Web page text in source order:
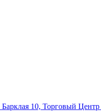
10, Торговый